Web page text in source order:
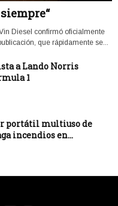
Diesel confirmó oficialmente
que rápidamente se...
a Lando Norris
1
portátil multiuso de
incendios en...